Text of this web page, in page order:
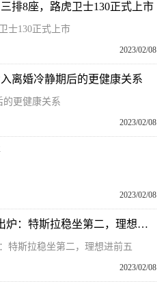
排8座，路虎卫士130正式上市
士130正式上市
2023/02/08
离婚冷静期后的更健康关系
的更健康关系
2023/02/08
2023/02/08
1月新能源车企销量排行榜出炉：特斯拉稳坐第二，理想进前五
特斯拉稳坐第二，理想进前五
2023/02/08